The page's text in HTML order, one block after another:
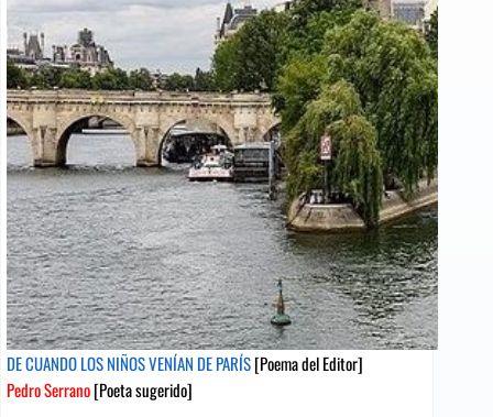
DE CUANDO LOS NIÑOS VENÍAN DE PARÍS[Poema del Editor]
Pedro Serrano[Poeta sugerido]